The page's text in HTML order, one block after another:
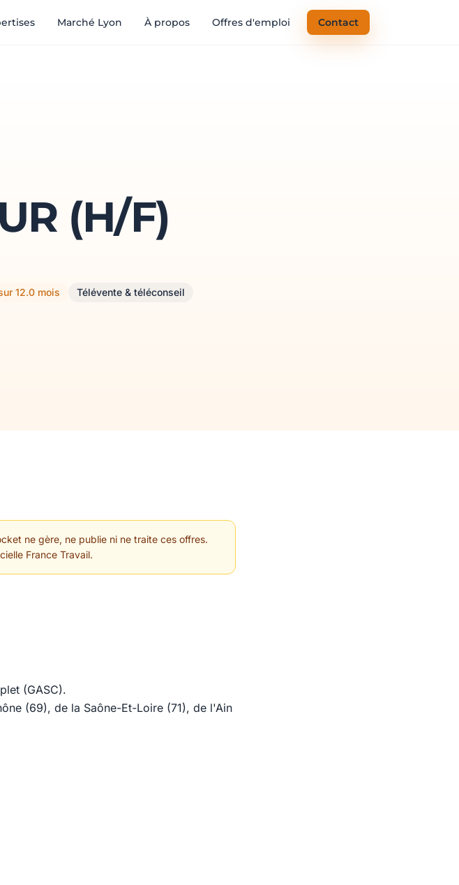
Marché Lyon À propos Offres d'emploi Contact
(H/F)
12.0 mois Télévente & téléconseil
ne gère, ne publie ni ne traite ces offres.
France Travail.
(GASC).
(69), de la Saône-Et-Loire (71), de l'Ain